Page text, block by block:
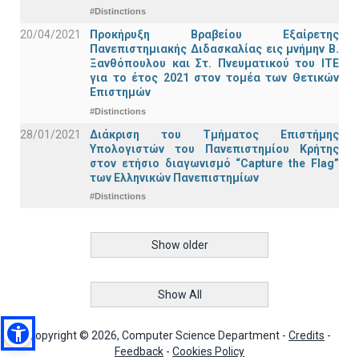
#Distinctions
20/04/2021
Προκήρυξη Βραβείου Εξαίρετης
Πανεπιστημιακής Διδασκαλίας εις μνήμην Β.
Ξανθόπουλου και Στ. Πνευματικού του ΙΤΕ
για το έτος 2021 στον τομέα των Θετικών
Επιστημών
#Distinctions
28/01/2021
Διάκριση του Τμήματος Επιστήμης
Υπολογιστών του Πανεπιστημίου Κρήτης
στον ετήσιο διαγωνισμό “Capture the Flag”
των Ελληνικών Πανεπιστημίων
#Distinctions
Show older
Show All
Copyright © 2026, Computer Science Department - Credits -
Feedback - Cookies Policy